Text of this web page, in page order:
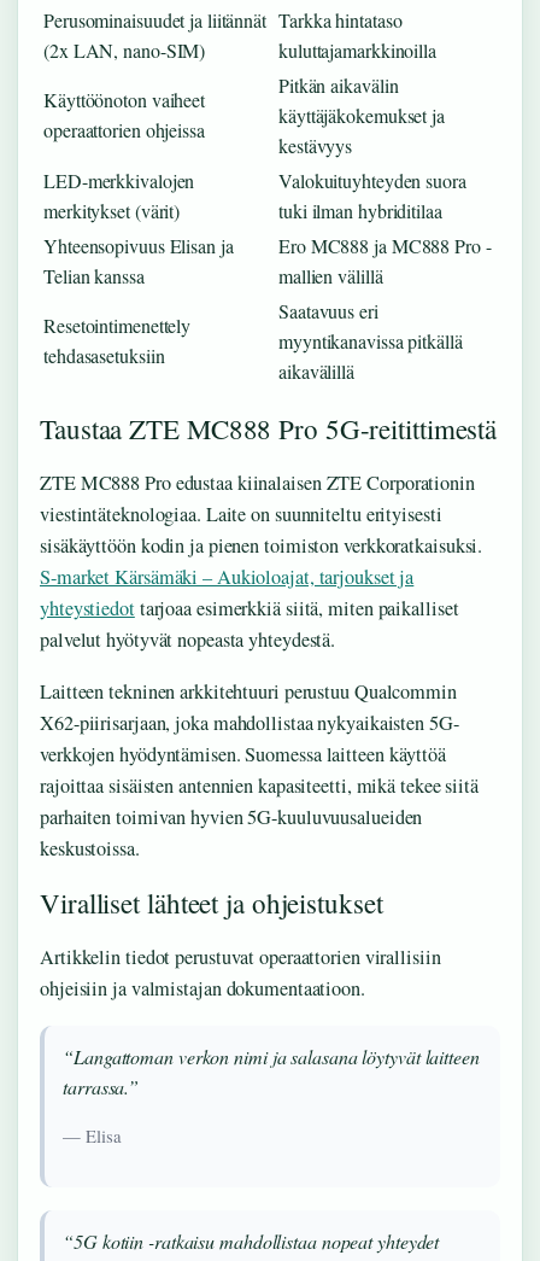
Perusominaisuudet ja liitännät
(2x LAN, nano-SIM)
Tarkka hintataso
kuluttajamarkkinoilla
Käyttöönoton vaiheet
operaattorien ohjeissa
Pitkän aikavälin
käyttäjäkokemukset ja
kestävyys
LED-merkkivalojen
merkitykset (värit)
Valokuituyhteyden suora
tuki ilman hybriditilaa
Yhteensopivuus Elisan ja
Telian kanssa
Ero MC888 ja MC888 Pro -
mallien välillä
Resetointimenettely
tehdasasetuksiin
Saatavuus eri
myyntikanavissa pitkällä
aikavälillä
Taustaa ZTE MC888 Pro 5G-reitittimestä
ZTE MC888 Pro edustaa kiinalaisen ZTE Corporationin
viestintäteknologiaa. Laite on suunniteltu erityisesti
sisäkäyttöön kodin ja pienen toimiston verkkoratkaisuksi.
S-market Kärsämäki – Aukioloajat, tarjoukset ja
yhteystiedottarjoaa esimerkkiä siitä, miten paikalliset
palvelut hyötyvät nopeasta yhteydestä.
Laitteen tekninen arkkitehtuuri perustuu Qualcommin
X62-piirisarjaan, joka mahdollistaa nykyaikaisten 5G-
verkkojen hyödyntämisen. Suomessa laitteen käyttöä
rajoittaa sisäisten antennien kapasiteetti, mikä tekee siitä
parhaiten toimivan hyvien 5G-kuuluvuusalueiden
keskustoissa.
Viralliset lähteet ja ohjeistukset
Artikkelin tiedot perustuvat operaattorien virallisiin
ohjeisiin ja valmistajan dokumentaatioon.
“Langattoman verkon nimi ja salasana löytyvät laitteen
tarrassa.”
— Elisa
“5G kotiin -ratkaisu mahdollistaa nopeat yhteydet